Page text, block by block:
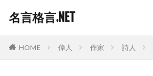
名言格言.NET
HOME 偉人 作家 詩人